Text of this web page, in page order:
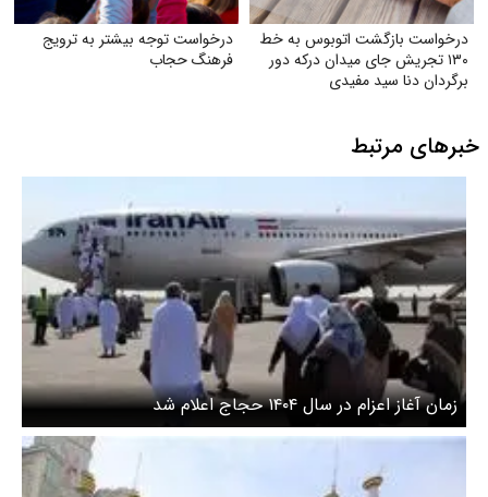
درخواست بازگشت اتوبوس به خط
۱۳۰ تجریش جای میدان درکه دور
برگردان دنا سید مفیدی
درخواست توجه بیشتر به ترویج
فرهنگ حجاب
خبرهای مرتبط
زمان آغاز اعزام در سال ۱۴۰۴ حجاج اعلام شد